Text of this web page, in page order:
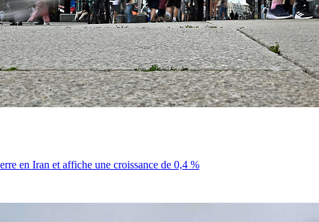
en Iran et affiche une croissance de 0,4 %